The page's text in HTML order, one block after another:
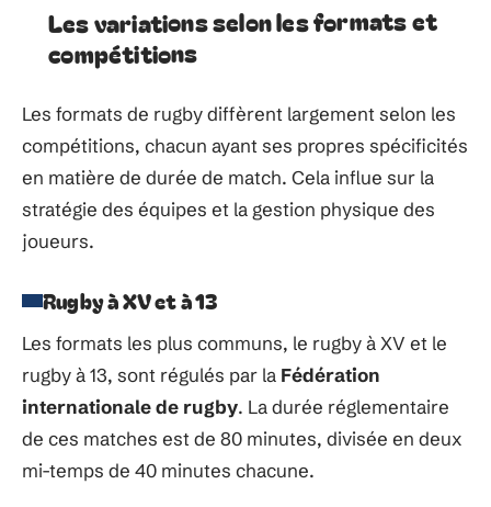
Les variations selon les formats et
compétitions
Les formats de rugby diffèrent largement selon les
compétitions, chacun ayant ses propres spécificités
en matière de durée de match. Cela influe sur la
stratégie des équipes et la gestion physique des
joueurs.
Rugby à XV et à 13
Les formats les plus communs, le rugby à XV et le
rugby à 13, sont régulés par la Fédération
internationale de rugby. La durée réglementaire
de ces matches est de 80 minutes, divisée en deux
mi-temps de 40 minutes chacune.